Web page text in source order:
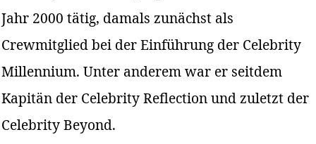
Jahr 2000 tätig, damals zunächst als
Crewmitglied bei der Einführung der Celebrity
Millennium. Unter anderem war er seitdem
Kapitän der Celebrity Reflection und zuletzt der
Celebrity Beyond.